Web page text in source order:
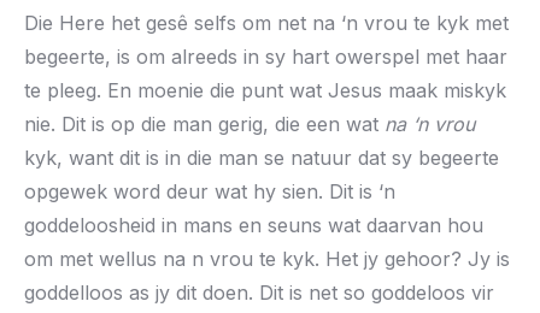
Die Here het gesê selfs om net na ‘n vrou te kyk met
begeerte, is om alreeds in sy hart owerspel met haar
te pleeg. En moenie die punt wat Jesus maak miskyk
nie. Dit is op die man gerig, die een wat na ‘n vrou
kyk, want dit is in die man se natuur dat sy begeerte
opgewek word deur wat hy sien. Dit is ‘n
goddeloosheid in mans en seuns wat daarvan hou
om met wellus na n vrou te kyk. Het jy gehoor? Jy is
goddelloos as jy dit doen. Dit is net so goddeloos vir